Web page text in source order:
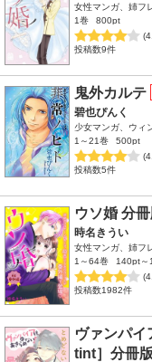
女性マンガ、姉フ
1巻
800pt
投稿数9件
鬼外カルテ
碧也ぴんく
少女マンガ、ウィ
1～21巻
500pt
投稿数5件
ウソ婚 分
時名きうい
女性マンガ、姉フ
1～64巻
140pt～
投稿数1982件
ヴァンパ
tint］分冊版